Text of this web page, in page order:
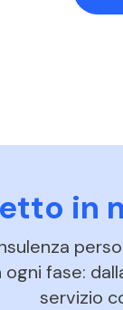
in
ogni fase:
servizio